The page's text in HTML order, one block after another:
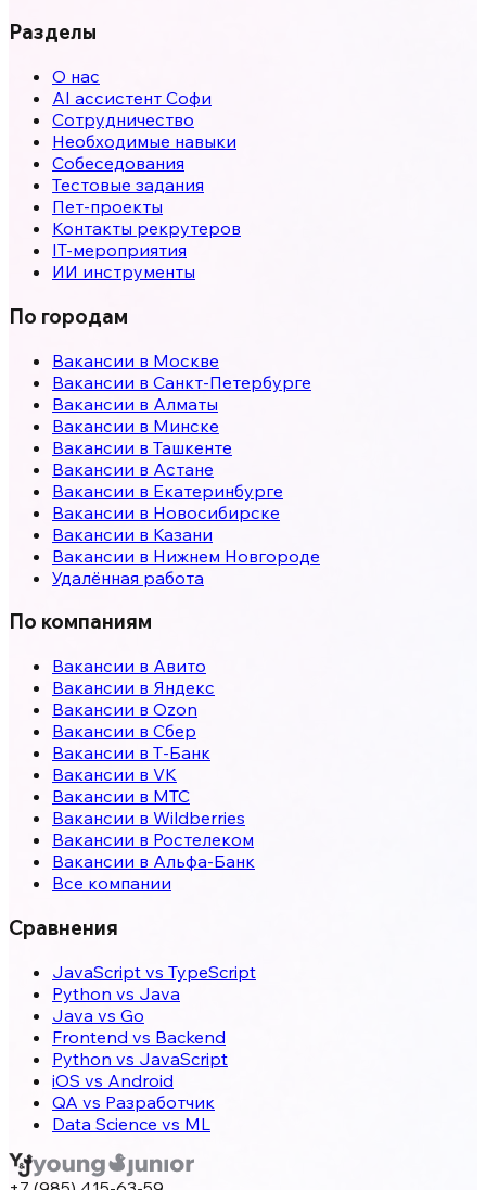
Разделы
О нас
AI ассистент Софи
Сотрудничество
Необходимые навыки
Собеседования
Тестовые задания
Пет-проекты
Контакты рекрутеров
IT-мероприятия
ИИ инструменты
По городам
Вакансии в Москве
Вакансии в Санкт-Петербурге
Вакансии в Алматы
Вакансии в Минске
Вакансии в Ташкенте
Вакансии в Астане
Вакансии в Екатеринбурге
Вакансии в Новосибирске
Вакансии в Казани
Вакансии в Нижнем Новгороде
Удалённая работа
По компаниям
Вакансии в Авито
Вакансии в Яндекс
Вакансии в Ozon
Вакансии в Сбер
Вакансии в Т-Банк
Вакансии в VK
Вакансии в МТС
Вакансии в Wildberries
Вакансии в Ростелеком
Вакансии в Альфа-Банк
Все компании
Сравнения
JavaScript vs TypeScript
Python vs Java
Java vs Go
Frontend vs Backend
Python vs JavaScript
iOS vs Android
QA vs Разработчик
Data Science vs ML